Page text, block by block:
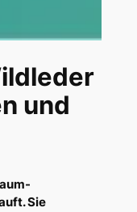
und
Sie